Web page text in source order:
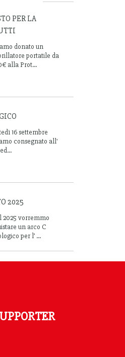
PER LA
donato un
portatile da
alla Prot...
16 settembre
consegnato all'
2025
2025 vorremmo
un arco C
per l’ ...